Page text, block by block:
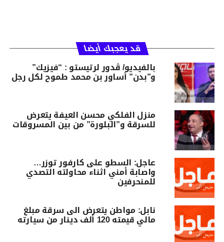
قد يعجبك أيضا
بالفيديو/ ڨدور لرتيستو : “فيزيك”
و”بدن” أساور بن محمد طموح لكل رجل
منزل الفلكي محسن العيفة يتعرض
للسرقة و”البلورة” من بين المسروقات
عاجل: السطو على كارفور توزر…
واصابة أمني اثناء محاولته التصدي
للمنحرفين
نابل: مواطن يتعرض الى سرقة مبلغ
مالي قيمته 120 ألف دينار من سيارته